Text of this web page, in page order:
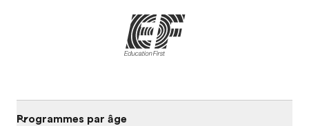
Programmes par âge